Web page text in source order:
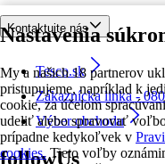
Nastavenia
My a našich 18 partnerov
pristupujeme, napríklad k
cookie, za účelom
udeliť alebo spravovať
prípadne kedykoľvek v
cookies. Tieto voľby
Kontaktujte nás
Tesco.sk
Zákaznícka linka -
Výber obchodu
followUs